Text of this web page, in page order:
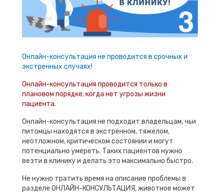
Онлайн-консультация не проводится в срочных и
экстренных случаях!
Онлайн-консультация проводится только в
плановом порядке, когда нет угрозы жизни
пациента.
Онлайн-консультация не подходит владельцам, чьи
питомцы находятся в экстренном, тяжелом,
неотложном, критическом состоянии и могут
потенциально умереть. Таких пациентов нужно
везти в клинику и делать это максимально быстро.
Не нужно тратить время на описание проблемы в
разделе ОНЛАЙН-КОНСУЛЬТАЦИЯ, животное может